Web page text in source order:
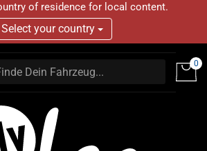
of residence for local content.
Select your country
0